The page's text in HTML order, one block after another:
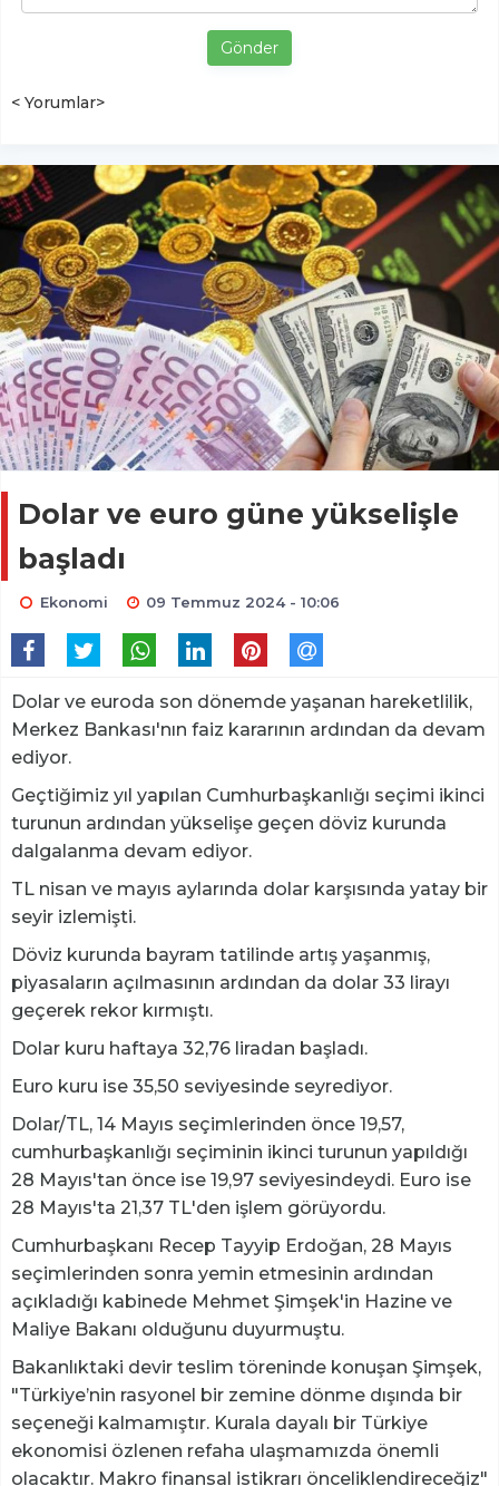
Gönder
< Yorumlar>
Dolar ve euro güne yükselişle
başladı
Ekonomi 09 Temmuz 2024 - 10:06
Dolar ve euroda son dönemde yaşanan hareketlilik,
Merkez Bankası'nın faiz kararının ardından da devam
ediyor.
Geçtiğimiz yıl yapılan Cumhurbaşkanlığı seçimi ikinci
turunun ardından yükselişe geçen döviz kurunda
dalgalanma devam ediyor.
TL nisan ve mayıs aylarında dolar karşısında yatay bir
seyir izlemişti.
Döviz kurunda bayram tatilinde artış yaşanmış,
piyasaların açılmasının ardından da dolar 33 lirayı
geçerek rekor kırmıştı.
Dolar kuru haftaya 32,76 liradan başladı.
Euro kuru ise 35,50 seviyesinde seyrediyor.
Dolar/TL, 14 Mayıs seçimlerinden önce 19,57,
cumhurbaşkanlığı seçiminin ikinci turunun yapıldığı
28 Mayıs'tan önce ise 19,97 seviyesindeydi. Euro ise
28 Mayıs'ta 21,37 TL'den işlem görüyordu.
Cumhurbaşkanı Recep Tayyip Erdoğan, 28 Mayıs
seçimlerinden sonra yemin etmesinin ardından
açıkladığı kabinede Mehmet Şimşek'in Hazine ve
Maliye Bakanı olduğunu duyurmuştu.
Bakanlıktaki devir teslim töreninde konuşan Şimşek,
"Türkiye’nin rasyonel bir zemine dönme dışında bir
seçeneği kalmamıştır. Kurala dayalı bir Türkiye
ekonomisi özlenen refaha ulaşmamızda önemli
olacaktır. Makro finansal istikrarı önceliklendireceğiz"